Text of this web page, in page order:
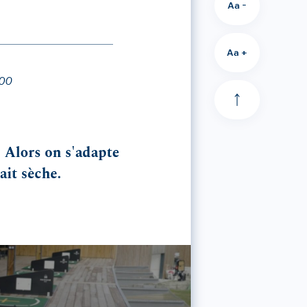
Alors on s'adapte
sèche.
Aa -
Aa +